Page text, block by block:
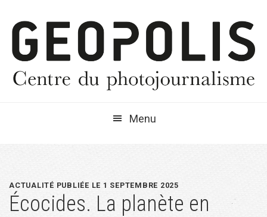
navigation
principale
contenu
principal
barre
latérale
Menu
ACTUALITÉ PUBLIÉE LE 1 SEPTEMBRE 2025
Écocides. La planète en